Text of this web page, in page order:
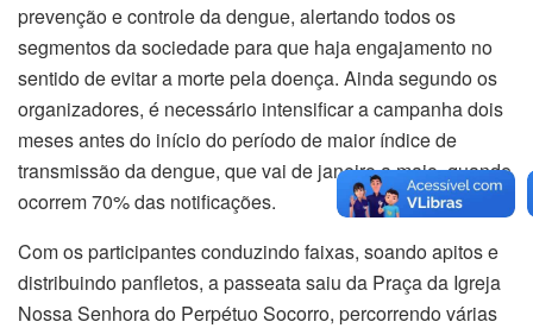
prevenção e controle da dengue, alertando todos os
segmentos da sociedade para que haja engajamento no
sentido de evitar a morte pela doença. Ainda segundo os
organizadores, é necessário intensificar a campanha dois
meses antes do início do período de maior índice de
transmissão da dengue, que vai de janeiro a maio, quando
ocorrem 70% das notificações.
Com os participantes conduzindo faixas, soando apitos e
distribuindo panfletos, a passeata saiu da Praça da Igreja
Nossa Senhora do Perpétuo Socorro, percorrendo várias